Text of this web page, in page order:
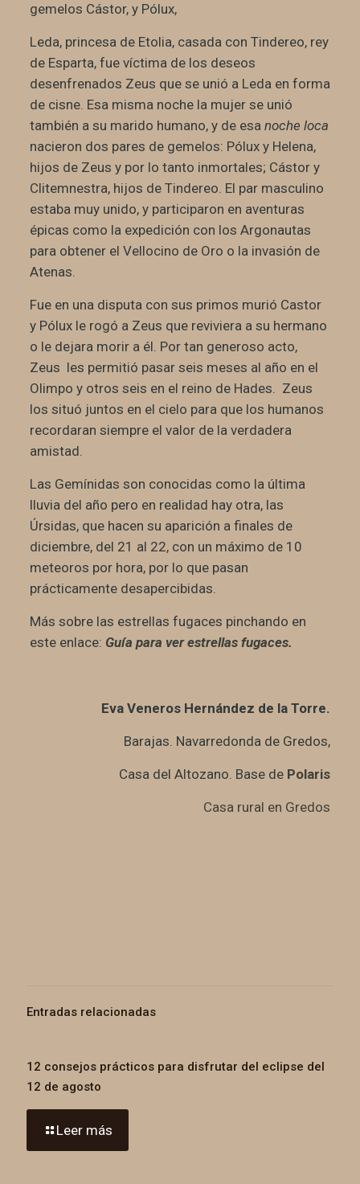
gemelos Cástor, y Pólux,
Leda, princesa de Etolia, casada con Tindereo, rey
de Esparta, fue víctima de los deseos
desenfrenados Zeus que se unió a Leda en forma
de cisne. Esa misma noche la mujer se unió
también a su marido humano, y de esa noche loca
nacieron dos pares de gemelos: Pólux y Helena,
hijos de Zeus y por lo tanto inmortales; Cástor y
Clitemnestra, hijos de Tindereo. El par masculino
estaba muy unido, y participaron en aventuras
épicas como la expedición con los Argonautas
para obtener el Vellocino de Oro o la invasión de
Atenas.
Fue en una disputa con sus primos murió Castor
y Pólux le rogó a Zeus que reviviera a su hermano
o le dejara morir a él. Por tan generoso acto,
Zeus les permitió pasar seis meses al año en el
Olimpo y otros seis en el reino de Hades. Zeus
los situó juntos en el cielo para que los humanos
recordaran siempre el valor de la verdadera
amistad.
Las Gemínidas son conocidas como la última
lluvia del año pero en realidad hay otra, las
Úrsidas, que hacen su aparición a finales de
diciembre, del 21 al 22, con un máximo de 10
meteoros por hora, por lo que pasan
prácticamente desapercibidas.
Más sobre las estrellas fugaces pinchando en
este enlace: Guía para ver estrellas fugaces.
Eva Veneros Hernández de la Torre.
Barajas. Navarredonda de Gredos,
Casa del Altozano. Base de Polaris
Casa rural en Gredos
Entradas relacionadas
12 consejos prácticos para disfrutar del eclipse del
12 de agosto
Leer más